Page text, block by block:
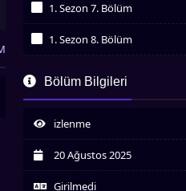
1. Sezon 7. Bölüm
1. Sezon 8. Bölüm
İzledim
İzledim
1. Sezon 10. Bölüm
Bölüm Bilgileri
izlenme
20 Ağustos 2025
Girilmedi